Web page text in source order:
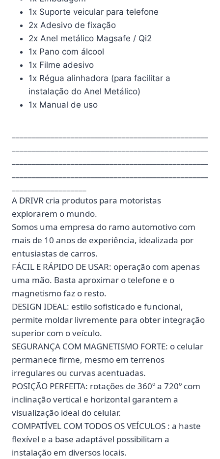
1x Suporte veicular para telefone
2x Adesivo de fixação
2x Anel metálico Magsafe / Qi2
1x Pano com álcool
1x Filme adesivo
1x Régua alinhadora (para facilitar a
instalação do Anel Metálico)
1x Manual de uso
A DRIVR cria produtos para motoristas
explorarem o mundo.
Somos uma empresa do ramo automotivo com
mais de 10 anos de experiência, idealizada por
entusiastas de carros.
FÁCIL E RÁPIDO DE USAR: operação com apenas
uma mão. Basta aproximar o telefone e o
magnetismo faz o resto.
DESIGN IDEAL: estilo sofisticado e funcional,
permite moldar livremente para obter integração
superior com o veículo.
SEGURANÇA COM MAGNETISMO FORTE: o celular
permanece firme, mesmo em terrenos
irregulares ou curvas acentuadas.
POSIÇÃO PERFEITA: rotações de 360º a 720º com
inclinação vertical e horizontal garantem a
visualização ideal do celular.
COMPATÍVEL COM TODOS OS VEÍCULOS : a haste
flexível e a base adaptável possibilitam a
instalação em diversos locais.